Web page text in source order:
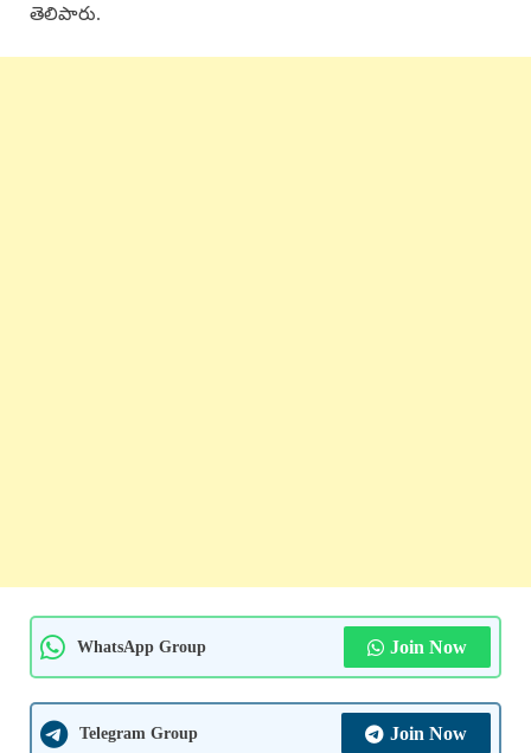
తెలిపారు.
WhatsApp Group Join Now
Telegram Group Join Now